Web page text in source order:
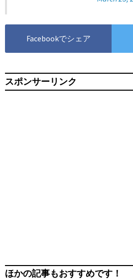
Facebookでシェア
スポンサーリンク
ほかの記事もおすすめです！